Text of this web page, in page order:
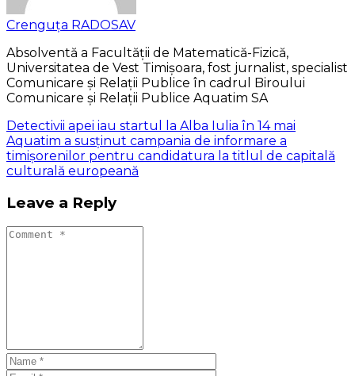
Crenguța RADOSAV
Absolventă a Facultății de Matematică-Fizică,
Universitatea de Vest Timișoara, fost jurnalist, specialist
Comunicare și Relații Publice în cadrul Biroului
Comunicare și Relații Publice Aquatim SA
Detectivii apei iau startul la Alba Iulia în 14 mai
Aquatim a susținut campania de informare a
timișorenilor pentru candidatura la titlul de capitală
culturală europeană
Leave a Reply